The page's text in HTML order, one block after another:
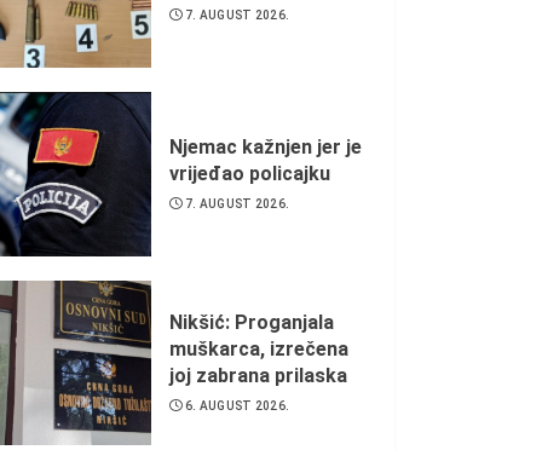
7. AUGUST 2026.
Njemac kažnjen jer je
vrijeđao policajku
7. AUGUST 2026.
Nikšić: Proganjala
muškarca, izrečena
joj zabrana prilaska
6. AUGUST 2026.